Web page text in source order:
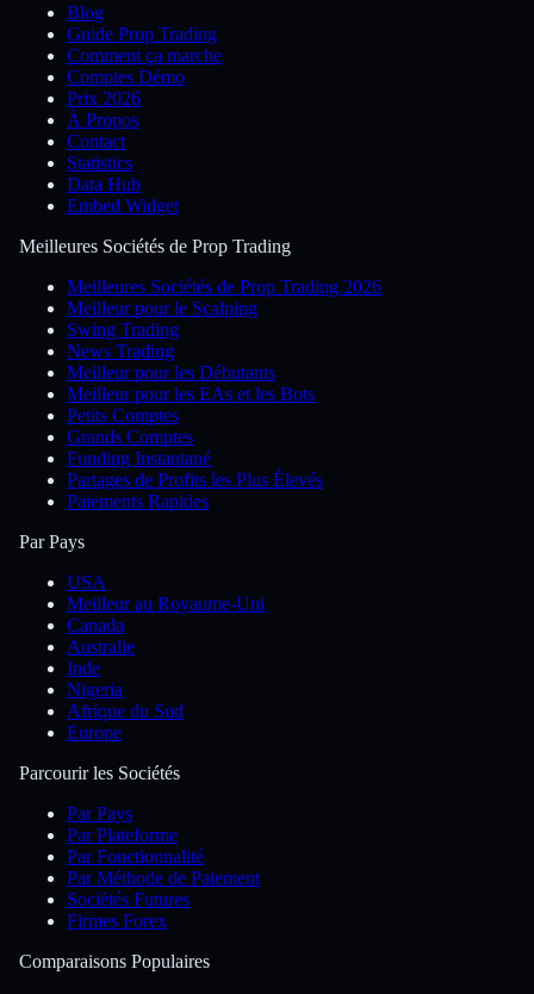
Blog
Guide Prop Trading
Comment ça marche
Comptes Démo
Prix 2026
À Propos
Contact
Statistics
Data Hub
Embed Widget
Meilleures Sociétés de Prop Trading
Meilleures Sociétés de Prop Trading 2026
Meilleur pour le Scalping
Swing Trading
News Trading
Meilleur pour les Débutants
Meilleur pour les EAs et les Bots
Petits Comptes
Grands Comptes
Funding Instantané
Partages de Profits les Plus Élevés
Paiements Rapides
Par Pays
USA
Meilleur au Royaume-Uni
Canada
Australie
Inde
Nigeria
Afrique du Sud
Europe
Parcourir les Sociétés
Par Pays
Par Plateforme
Par Fonctionnalité
Par Méthode de Paiement
Sociétés Futures
Firmes Forex
Comparaisons Populaires